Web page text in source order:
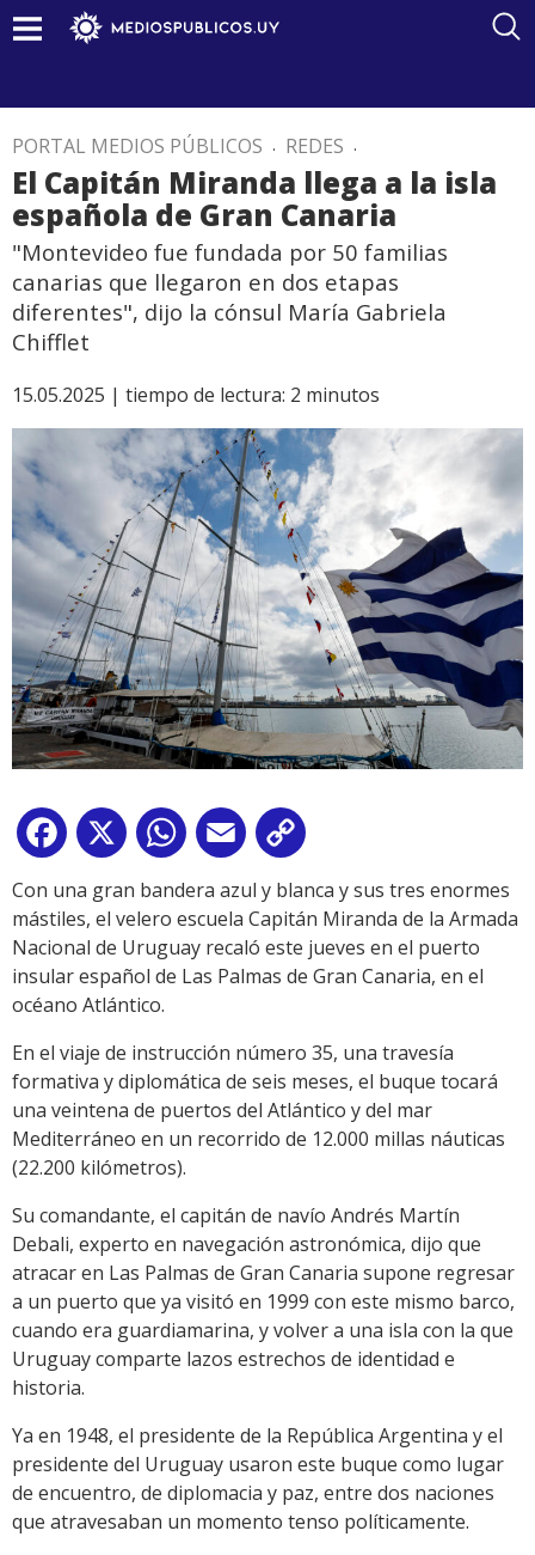
PORTAL MEDIOS PÚBLICOS . REDES .
El Capitán Miranda llega a la isla
española de Gran Canaria
"Montevideo fue fundada por 50 familias
canarias que llegaron en dos etapas
diferentes", dijo la cónsul María Gabriela
Chifflet
15.05.2025 | tiempo de lectura: 2 minutos
Facebook
X WhatsApp
Email
Link
Con una gran bandera azul y blanca y sus tres enormes
mástiles, el velero escuela Capitán Miranda de la Armada
Nacional de Uruguay recaló este jueves en el puerto
insular español de Las Palmas de Gran Canaria, en el
océano Atlántico.
En el viaje de instrucción número 35, una travesía
formativa y diplomática de seis meses, el buque tocará
una veintena de puertos del Atlántico y del mar
Mediterráneo en un recorrido de 12.000 millas náuticas
(22.200 kilómetros).
Su comandante, el capitán de navío Andrés Martín
Debali, experto en navegación astronómica, dijo que
atracar en Las Palmas de Gran Canaria supone regresar
a un puerto que ya visitó en 1999 con este mismo barco,
cuando era guardiamarina, y volver a una isla con la que
Uruguay comparte lazos estrechos de identidad e
historia.
Ya en 1948, el presidente de la República Argentina y el
presidente del Uruguay usaron este buque como lugar
de encuentro, de diplomacia y paz, entre dos naciones
que atravesaban un momento tenso políticamente.